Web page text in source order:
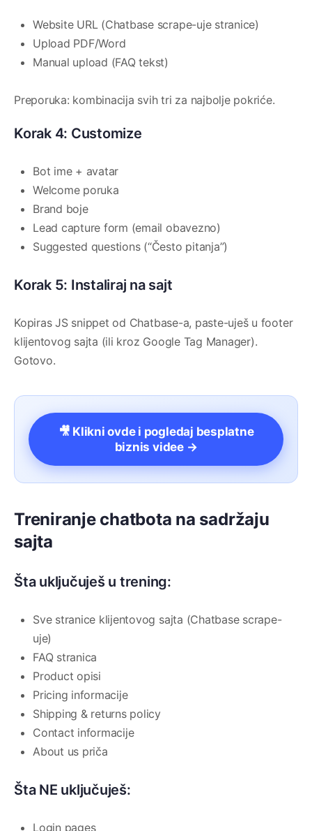
Website URL (Chatbase scrape-uje stranice)
Upload PDF/Word
Manual upload (FAQ tekst)
Preporuka: kombinacija svih tri za najbolje pokriće.
Korak 4: Customize
Bot ime + avatar
Welcome poruka
Brand boje
Lead capture form (email obavezno)
Suggested questions (“Često pitanja”)
Korak 5: Instaliraj na sajt
Kopiras JS snippet od Chatbase-a, paste-uješ u footer
klijentovog sajta (ili kroz Google Tag Manager).
Gotovo.
🎥 Klikni ovde i pogledaj besplatne
biznis videe →
Treniranje chatbota na sadržaju
sajta
Šta uključuješ u trening:
Sve stranice klijentovog sajta (Chatbase scrape-
uje)
FAQ stranica
Product opisi
Pricing informacije
Shipping & returns policy
Contact informacije
About us priča
Šta NE uključuješ:
Login pages